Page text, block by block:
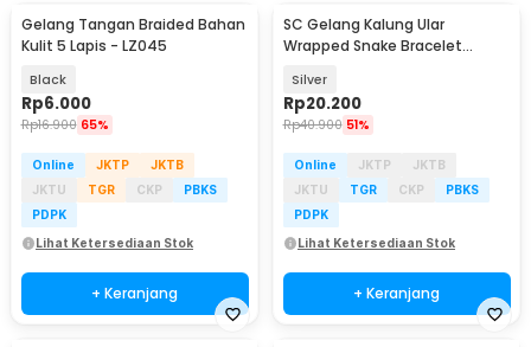
Gelang Tangan Braided Bahan
Kulit 5 Lapis - LZ045
Black
Rp6.000
Rp16.900 65%
Online JKTP
JKTB
JKTU
TGR CKP
PBKS
PDPK
Lihat Ketersediaan Stok
+ Keranjang
SC Gelang Kalung Ular
Wrapped Snake Bracelet
SC181
Silver
Rp20.200
Rp40.900 51%
Online JKTP
JKTB
JKTU
TGR CKP
PBKS
PDPK
Lihat Ketersediaan Stok
+ Keranjang